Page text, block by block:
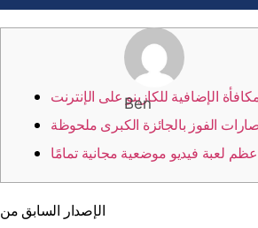
دعامات
الإضافية للكازينو على الإنترنت
الفوز بالجائزة الكبرى ملحوظة
لعبة فيديو موضعية مجانية تمامًا
الإصدار السابق من
Ben